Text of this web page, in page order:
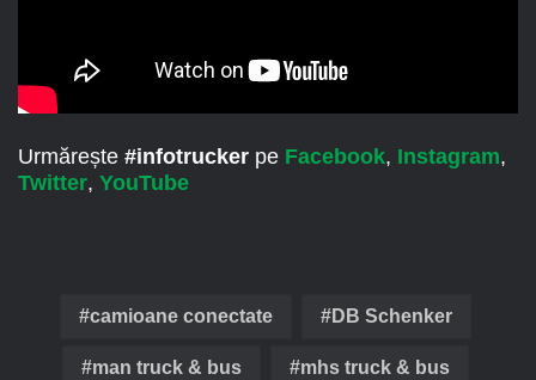
Urmărește #infotrucker pe Facebook, Instagram,
Twitter, YouTube
camioane conectate DB Schenker
man truck & bus mhs truck & bus